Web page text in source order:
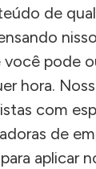
de
você pode
hora.
com
de
aplicar